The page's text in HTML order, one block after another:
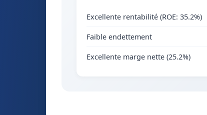
Excellente rentabilité (ROE: 35.2%)
Faible endettement
Excellente marge nette (25.2%)